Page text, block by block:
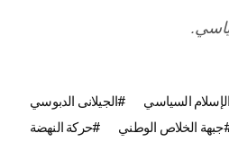
السياسي
الجيلانى الدبوسي
جبهة الخلاص الوطني
حركة النهضة